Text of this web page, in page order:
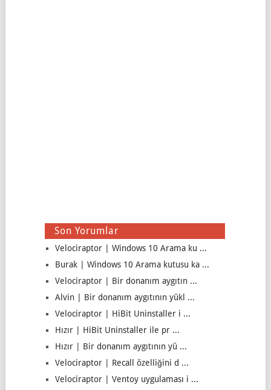
Son Yorumlar
Velociraptor | Windows 10 Arama ku ...
Burak | Windows 10 Arama kutusu ka ...
Velociraptor | Bir donanım aygıtın ...
Alvin | Bir donanım aygıtının yükl ...
Velociraptor | HiBit Uninstaller i ...
Hızır | HiBit Uninstaller ile pr ...
Hızır | Bir donanım aygıtının yü ...
Velociraptor | Recall özelliğini d ...
Velociraptor | Ventoy uygulaması i ...